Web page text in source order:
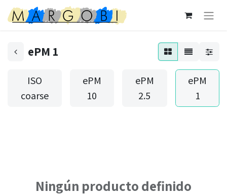
ePM 1
ISO
coarse
ePM
10
ePM
2.5
ePM
1
Ningún producto definido